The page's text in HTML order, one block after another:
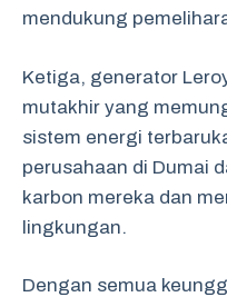
mendukung
Ketiga, generator
mutakhir yang
sistem energi
perusahaan di Dumai
karbon mereka dan
lingkungan.
Dengan semua